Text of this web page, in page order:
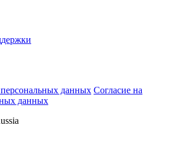
данных Согласие на
данных